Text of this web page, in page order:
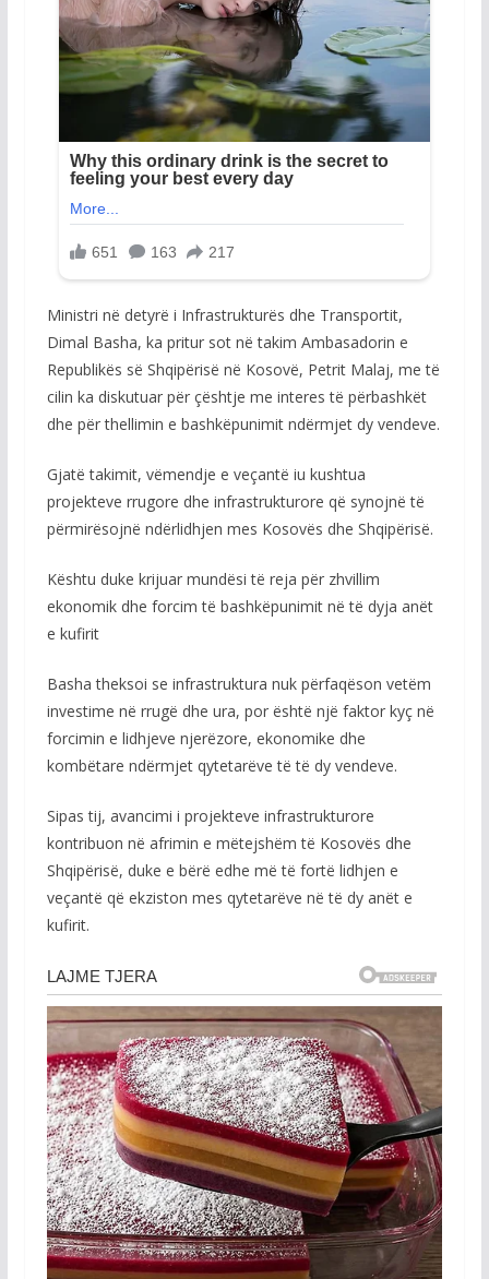
Ministri në detyrë i Infrastrukturës dhe Transportit,
Dimal Basha, ka pritur sot në takim Ambasadorin e
Republikës së Shqipërisë në Kosovë, Petrit Malaj, me të
cilin ka diskutuar për çështje me interes të përbashkët
dhe për thellimin e bashkëpunimit ndërmjet dy vendeve.
Gjatë takimit, vëmendje e veçantë iu kushtua
projekteve rrugore dhe infrastrukturore që synojnë të
përmirësojnë ndërlidhjen mes Kosovës dhe Shqipërisë.
Kështu duke krijuar mundësi të reja për zhvillim
ekonomik dhe forcim të bashkëpunimit në të dyja anët
e kufirit
Basha theksoi se infrastruktura nuk përfaqëson vetëm
investime në rrugë dhe ura, por është një faktor kyç në
forcimin e lidhjeve njerëzore, ekonomike dhe
kombëtare ndërmjet qytetarëve të të dy vendeve.
Sipas tij, avancimi i projekteve infrastrukturore
kontribuon në afrimin e mëtejshëm të Kosovës dhe
Shqipërisë, duke e bërë edhe më të fortë lidhjen e
veçantë që ekziston mes qytetarëve në të dy anët e
kufirit.